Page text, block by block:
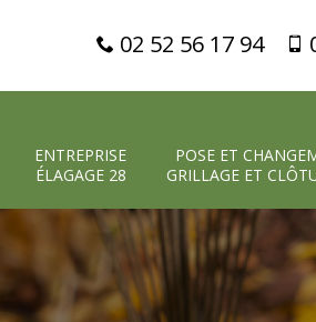
02 52 56 17 94
ENTREPRISE
ÉLAGAGE 28
POSE ET
GRILLAGE ET